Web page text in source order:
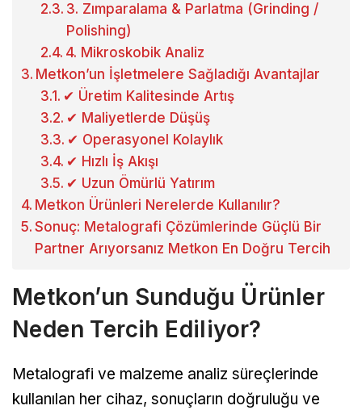
3. Zımparalama & Parlatma (Grinding /
Polishing)
4. Mikroskobik Analiz
Metkon’un İşletmelere Sağladığı Avantajlar
✔ Üretim Kalitesinde Artış
✔ Maliyetlerde Düşüş
✔ Operasyonel Kolaylık
✔ Hızlı İş Akışı
✔ Uzun Ömürlü Yatırım
Metkon Ürünleri Nerelerde Kullanılır?
Sonuç: Metalografi Çözümlerinde Güçlü Bir
Partner Arıyorsanız Metkon En Doğru Tercih
Metkon’un Sunduğu Ürünler
Neden Tercih Ediliyor?
Metalografi ve malzeme analiz süreçlerinde
kullanılan her cihaz, sonuçların doğruluğu ve